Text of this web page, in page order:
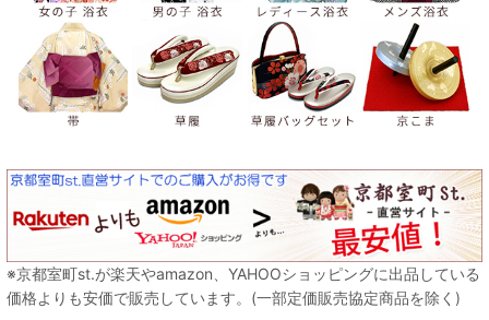
※京都室町st.が楽天やamazon、YAHOOショッピングに出品している
価格よりも安価で販売しています。(一部定価販売協定商品を除く)